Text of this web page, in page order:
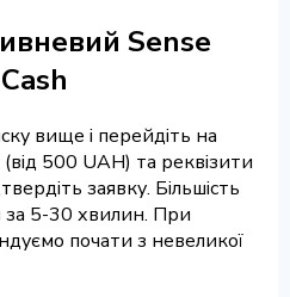
Sense
вище і перейдіть на
500 UAH) та реквізити
заявку. Більшість
за 5-30 хвилин. При
почати з невеликої